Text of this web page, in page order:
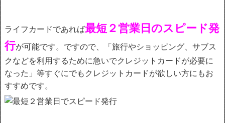
ライフカードであれば最短２営業日のスピード発
行が可能です。ですので、「旅行やショッピング、サブス
クなどを利用するために急いでクレジットカードが必要に
なった」等すぐにでもクレジットカードが欲しい方にもお
すすめです。